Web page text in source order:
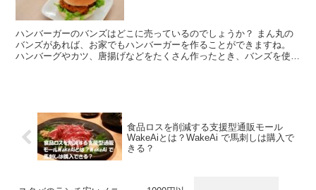
ハンバーガーのバンズはどこに売っているのでしょうか？ まん丸の
バンズがあれば、お家でもハンバーガーを作ることができますね。
ハンバーグやカツ、唐揚げなどをたくさん作ったとき、バンズを使え
食品ロスを削減する支援型通販モール
WakeAiとは？WakeAi で馬刺しは購入で
きる？